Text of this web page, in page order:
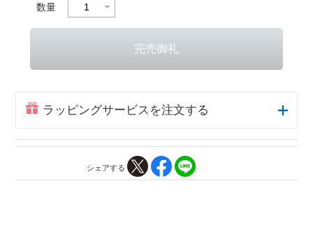
数量
ラッピングサービスを注文する
シェアする